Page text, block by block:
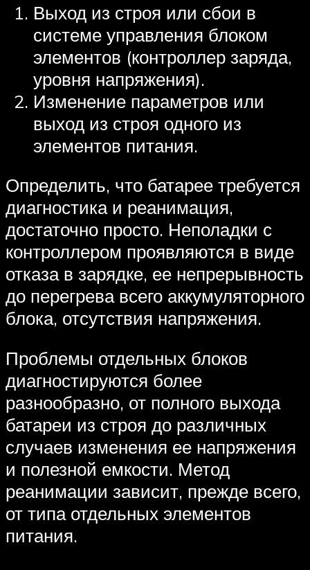
Выход из строя или сбои в
системе управления блоком
элементов (контроллер заряда,
уровня напряжения).
Изменение параметров или
выход из строя одного из
элементов питания.
Определить, что батарее требуется
диагностика и реанимация,
достаточно просто. Неполадки с
контроллером проявляются в виде
отказа в зарядке, ее непрерывность
до перегрева всего аккумуляторного
блока, отсутствия напряжения.
Проблемы отдельных блоков
диагностируются более
разнообразно, от полного выхода
батареи из строя до различных
случаев изменения ее напряжения
и полезной емкости. Метод
реанимации зависит, прежде всего,
от типа отдельных элементов
питания.